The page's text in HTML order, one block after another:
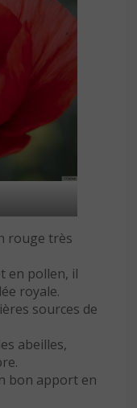
rouge très
en pollen, il
royale.
sources de
abeilles,
bon apport en